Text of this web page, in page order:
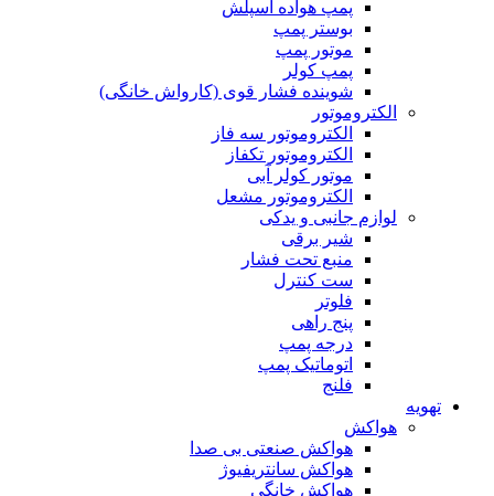
پمپ هواده اسپلش
بوستر پمپ
موتور پمپ
پمپ کولر
شوینده فشار قوی (کارواش خانگی)
الکتروموتور
الکتروموتور سه فاز
الکتروموتور تکفاز
موتور کولر آبی
الکتروموتور مشعل
لوازم جانبی و یدکی
شیر برقی
منبع تحت فشار
ست کنترل
فلوتر
پنج راهی
درجه پمپ
اتوماتیک پمپ
فلنج
تهویه
هواکش
هواکش صنعتی بی صدا
هواکش سانتریفیوژ
هواکش خانگی